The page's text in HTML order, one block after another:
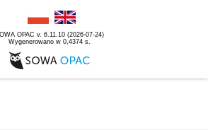
OPAC v. 6.11.10 (2026-07-24)
Wygenerowano w 0,4374 s.